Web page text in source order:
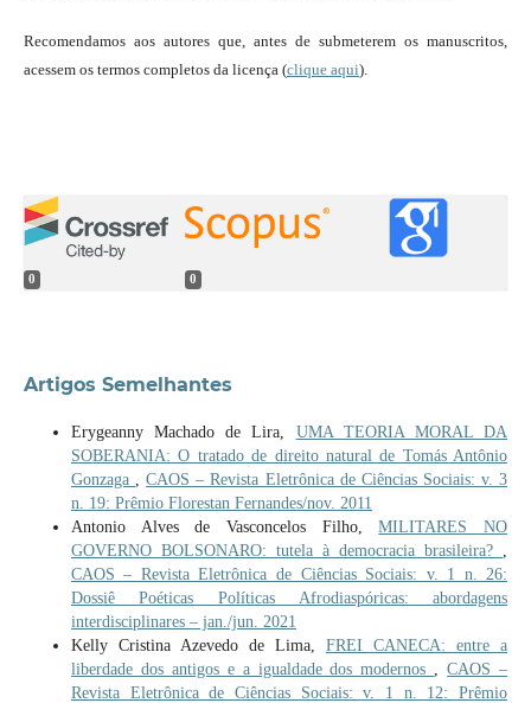
Recomendamos aos autores que, antes de submeterem os manuscritos,
acessem os termos completos da licença (clique aqui).
0 0
Artigos Semelhantes
Erygeanny Machado de Lira, UMA TEORIA MORAL DA
SOBERANIA: O tratado de direito natural de Tomás Antônio
Gonzaga
,CAOS – Revista Eletrônica de Ciências Sociais: v. 3
n. 19: Prêmio Florestan Fernandes/nov. 2011
Antonio Alves de Vasconcelos Filho,MILITARES NO
GOVERNO BOLSONARO: tutela à democracia brasileira?
CAOS – Revista Eletrônica de Ciências Sociais: v. 1 n. 26:
Dossiê Poéticas Políticas Afrodiaspóricas: abordagens
interdisciplinares – jan./jun. 2021
Kelly Cristina Azevedo de Lima,FREI CANECA: entre a
liberdade dos antigos e a igualdade dos modernos
,CAOS –
Revista Eletrônica de Ciências Sociais: v. 1 n. 12: Prêmio